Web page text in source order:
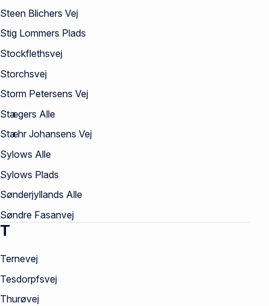
Steen Blichers Vej
Stig Lommers Plads
Stockflethsvej
Storchsvej
Storm Petersens Vej
Stægers Alle
Stæhr Johansens Vej
Sylows Alle
Sylows Plads
Sønderjyllands Alle
Søndre Fasanvej
T
Ternevej
Tesdorpfsvej
Thurøvej